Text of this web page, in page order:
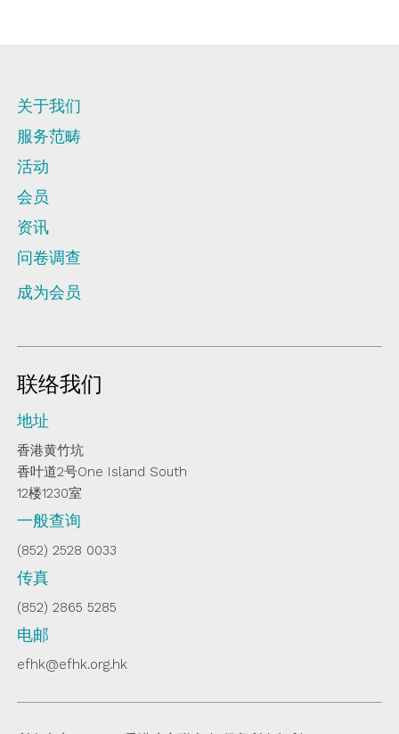
关于我们
服务范畴
活动
会员
资讯
问卷调查
成为会员
联络我们
地址
香港黄竹坑
香叶道2号One Island South
12楼1230室
一般查询
(852) 2528 0033
传真
(852) 2865 5285
电邮
efhk@efhk.org.hk